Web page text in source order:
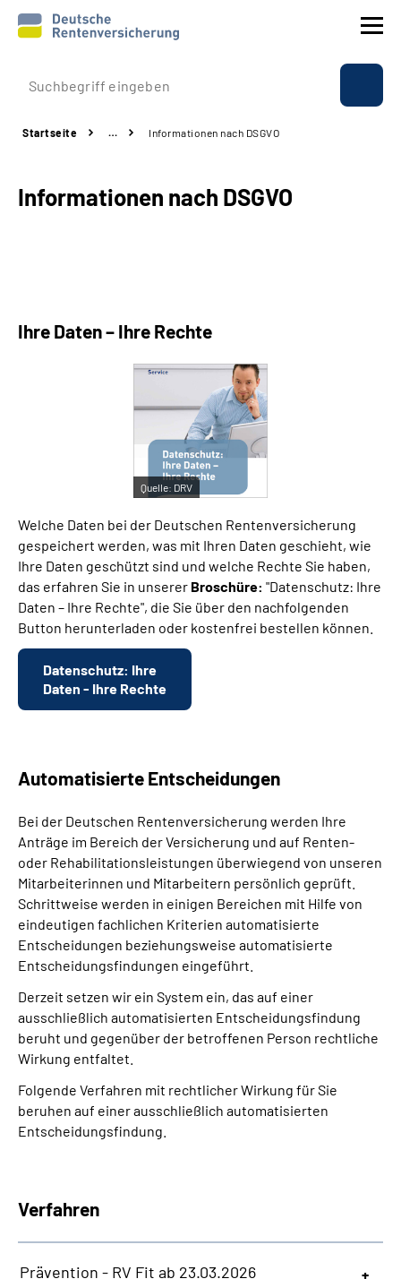
Prävention
Rente
Inhalte in Gebärdensprache (DGS)
Leichte Sprache
Mein Kundenportal
Startseite … Informationen nach DSGVO
Informationen nach DSGVO
Ihre Daten – Ihre Rechte
Quelle: DRV
Welche Daten bei der Deutschen Rentenversicherung
gespeichert werden, was mit Ihren Daten geschieht, wie
Ihre Daten geschützt sind und welche Rechte Sie haben,
das erfahren Sie in unserer Broschüre: "Datenschutz: Ihre
Daten – Ihre Rechte", die Sie über den nachfolgenden
Button herunterladen oder kostenfrei bestellen können.
Datenschutz: Ihre
Daten - Ihre Rechte
Automatisierte Entscheidungen
Bei der Deutschen Rentenversicherung werden Ihre
Anträge im Bereich der Versicherung und auf Renten-
oder Rehabilitationsleistungen überwiegend von unseren
Mitarbeiterinnen und Mitarbeitern persönlich geprüft.
Schrittweise werden in einigen Bereichen mit Hilfe von
eindeutigen fachlichen Kriterien automatisierte
Entscheidungen beziehungsweise automatisierte
Entscheidungsfindungen eingeführt.
Derzeit setzen wir ein System ein, das auf einer
ausschließlich automatisierten Entscheidungs­findung
beruht und gegenüber der betroffenen Person rechtliche
Wirkung entfaltet.
Folgende Verfahren mit rechtlicher Wirkung für Sie
beruhen auf einer ausschließlich automatisierten
Entscheidungs­findung.
Verfahren
Prävention - RV Fit ab 23.03.2026